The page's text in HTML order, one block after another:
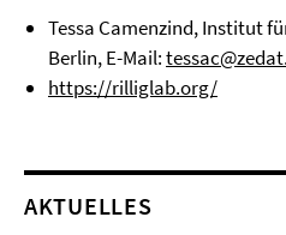
Tessa Camenzind, Institut
Berlin, E-Mail:
https://rilliglab.org/
AKTUELLES